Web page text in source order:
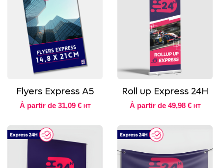
Flyers Express A5
À partir de 31,09 € HT
Roll up Express 24H
À partir de 49,98 € HT